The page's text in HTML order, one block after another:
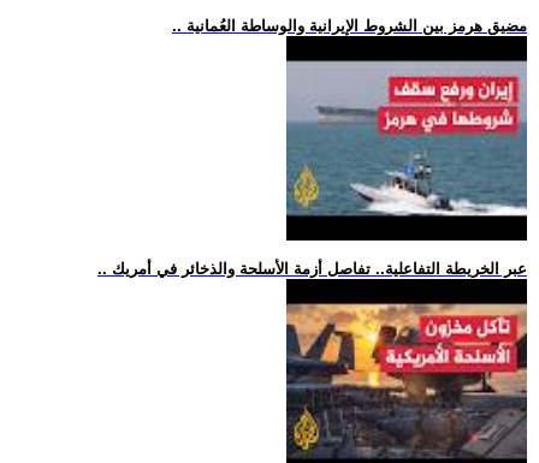
.. مضيق هرمز بين الشروط الإيرانية والوساطة العُمانية
.. عبر الخريطة التفاعلية.. تفاصل أزمة الأسلحة والذخائر في أمريك